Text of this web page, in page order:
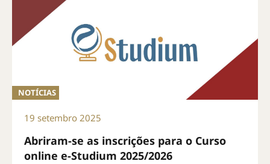
NOTÍCIAS
19 setembro 2025
Abriram-se as inscrições para o Curso
online e-Studium 2025/2026